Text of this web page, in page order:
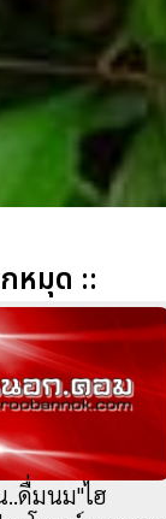
หมุด ::
ดื่มนม"ไฮ